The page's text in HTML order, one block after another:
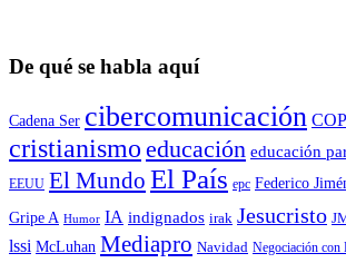
De qué se habla aquí
Cadena Ser cibercomunicación
cristianismo educación educación
EEUU El Mundo El País epc Federico
Gripe A Humor IA indignados irak Jesucristo
lssi McLuhan Mediapro Navidad Negociación con